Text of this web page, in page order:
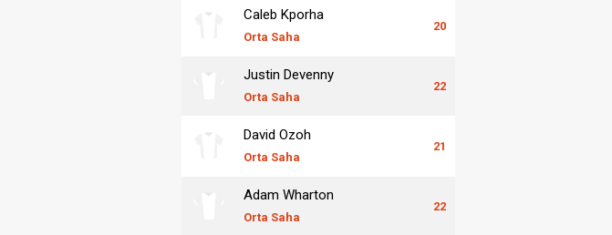
Caleb Kporha
Orta Saha
20
Justin Devenny
Orta Saha
22
David Ozoh
Orta Saha
21
Adam Wharton
Orta Saha
22